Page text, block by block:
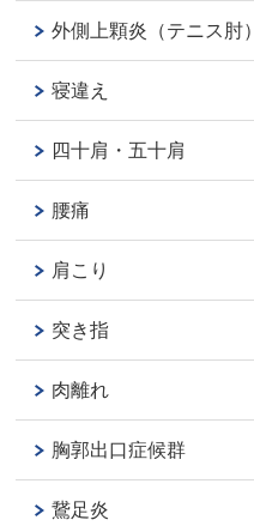
外側上顆炎（テニス肘）
寝違え
四十肩・五十肩
腰痛
肩こり
突き指
肉離れ
胸郭出口症候群
鵞足炎